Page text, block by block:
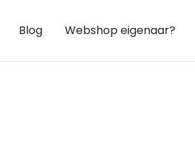
Blog Webshop eigenaar?